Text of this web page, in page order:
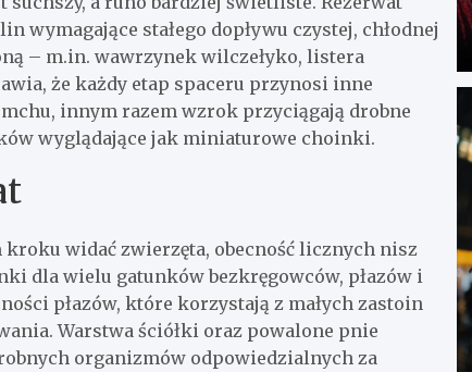
stałego dopływu czystej, chłodnej
– m.in. wawrzynek wilczełyko, listera
że każdy etap spaceru przynosi inne
innym razem wzrok przyciągają drobne
wyglądające jak miniaturowe choinki.
widać zwierzęta, obecność licznych nisz
dla wielu gatunków bezkręgowców, płazów i
płazów, które korzystają z małych zastoin
Warstwa ściółki oraz powalone pnie
organizmów odpowiedzialnych za